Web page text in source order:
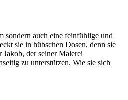
sondern auch eine feinfühlige und
sie in hübschen Dosen, denn sie
der seiner Malerei
zu unterstützen. Wie sie sich